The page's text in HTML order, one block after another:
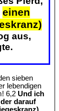
einen
aus,
sieben
lebendigen
6,2Und ich
darauf